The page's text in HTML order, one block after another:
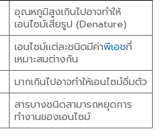
อุณหภูมิสูงเกินไปอาจทำให้
เอนไซม์เสียรูป (Denature)
เอนไซม์แต่ละชนิดมีค่าพีเอชที่
เหมาะสมต่างกัน
มากเกินไปอาจทำให้เอนไซม์อิ่มตัว
สารบางชนิดสามารถหยุดการ
ทำงานของเอนไซม์